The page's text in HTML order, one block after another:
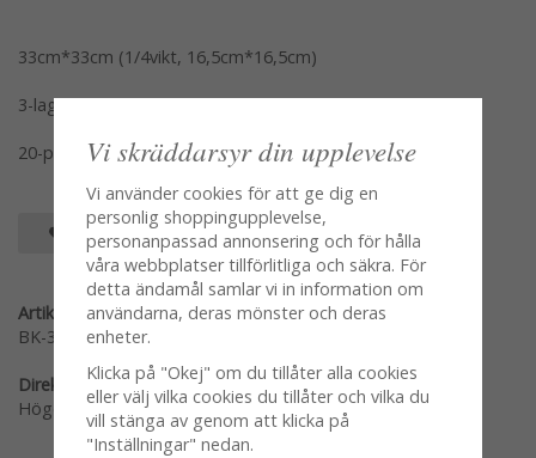
33cm*33cm (1/4vikt, 16,5cm*16,5cm)
3-lags servetter
20-pack
SPARA SOM FAVORIT
Artikelnummer:
BK-384-1
Direktlänk:
Högerklicka och kopiera adressen
Vi skräddarsyr din upplevelse
Vi använder cookies för att ge dig en
personlig shoppingupplevelse,
personanpassad annonsering och för hålla
våra webbplatser tillförlitliga och säkra. För
detta ändamål samlar vi in information om
användarna, deras mönster och deras
enheter.
Klicka på "Okej" om du tillåter alla cookies
eller välj vilka cookies du tillåter och vilka du
vill stänga av genom att klicka på
"Inställningar" nedan.